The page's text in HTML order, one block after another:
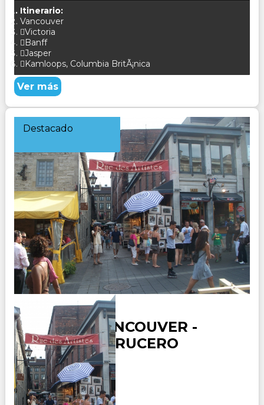
Itinerario:
Vancouver
Victoria
Banff
Jasper
Kamloops, Columbia BritÃ¡nica
Ver más
Destacado
CANADA VANCOUVER -
VICTORIA- CRUCERO
ALASKA
Duración: